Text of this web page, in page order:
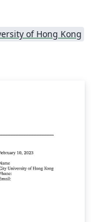
of Hong Kong